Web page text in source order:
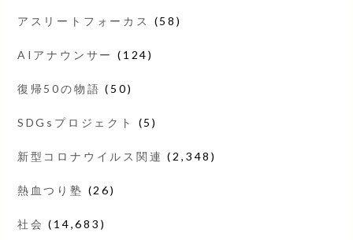
アスリートフォーカス (58)
AIアナウンサー (124)
復帰50の物語 (50)
SDGsプロジェクト (5)
新型コロナウイルス関連 (2,348)
熱血つり塾 (26)
社会 (14,683)